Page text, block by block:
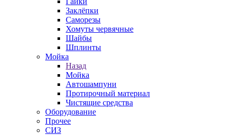
Заклёпки
Саморезы
Хомуты червячные
Шайбы
Шплинты
Мойка
Назад
Мойка
Автошампуни
Протирочный материал
Чистящие средства
Оборудование
Прочее
СИЗ